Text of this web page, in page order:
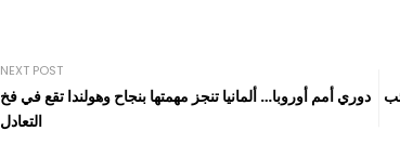
NEXT POST
دوري أمم أوروبا… ألمانيا تنجز مهمتها بنجاح وهولندا تقع في فخ
التعادل